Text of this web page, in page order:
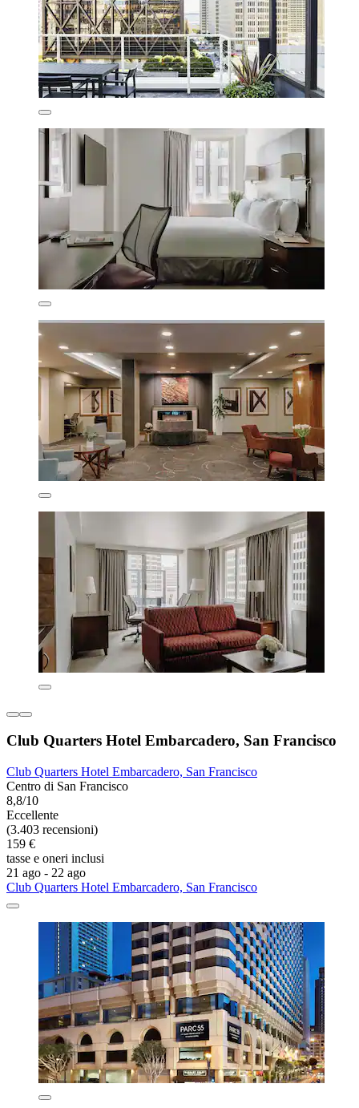
Club Quarters Hotel Embarcadero, San Francisco
Club Quarters Hotel Embarcadero, San Francisco
Centro di San Francisco
8,8/10
Eccellente
(3.403 recensioni)
159 €
tasse e oneri inclusi
21 ago - 22 ago
Club Quarters Hotel Embarcadero, San Francisco